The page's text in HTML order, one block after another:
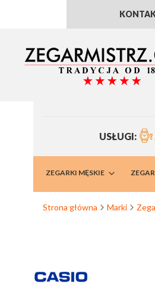
USŁUGI:
ZEGARKI MĘSKIE
Strona główna Marki